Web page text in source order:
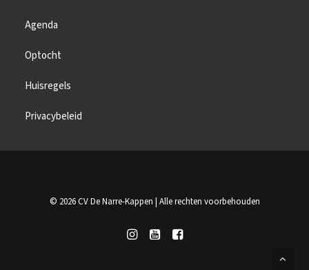
Agenda
Optocht
Huisregels
Privacybeleid
© 2026 CV De Narre-Kappen | Alle rechten voorbehouden